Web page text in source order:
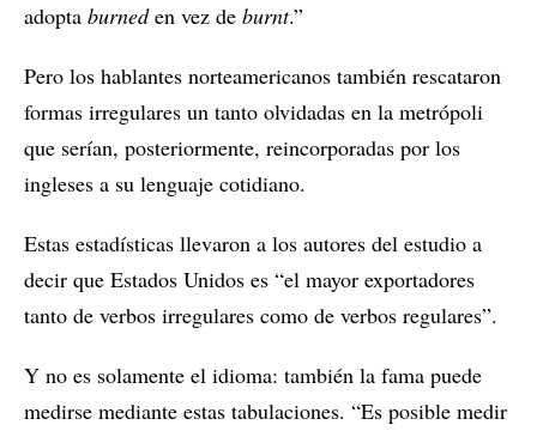
adopta burneden vez de burnt.”
Pero los hablantes norteamericanos también rescataron
formas irregulares un tanto olvidadas en la metrópoli
que serían, posteriormente, reincorporadas por los
ingleses a su lenguaje cotidiano.
Estas estadísticas llevaron a los autores del estudio a
decir que Estados Unidos es “el mayor exportadores
tanto de verbos irregulares como de verbos regulares”.
Y no es solamente el idioma: también la fama puede
medirse mediante estas tabulaciones. “Es posible medir